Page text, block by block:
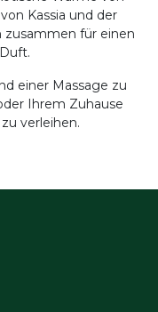
Kassia und der
zusammen für einen
einer Massage zu
Ihrem Zuhause
verleihen.